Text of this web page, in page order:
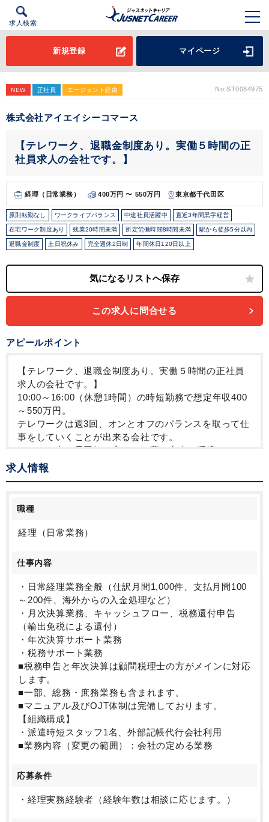
求人検索
新規登録 マイページ
NEW 正社員 エージェント経由 No.ST0084975
株式会社アイエイシーコマース
【テレワーク、退職金制度あり。実働５時間の正
社員求人の会社です。】
経理（日常業務） 400万円 〜 550万円 東京都千代田区
原則転勤なし ワークライフバランス 中途社員活躍中 直近3年間黒字経営
在宅ワーク制度あり 残業20時間未満 所定労働時間8時間未満 駅から徒歩5分以内
退職金制度 土日祝休み 完全週休2日制 年間休日120日以上
この求人に問合せる
アピールポイント
【テレワーク、退職金制度あり。実働５時間の正社員
求人の会社です。】
10:00～16:00（休憩1時間）の時短勤務で想定年収400
～550万円。
テレワークは週3回、オンとオフのバランスを取って仕
事をしていくことが出来る会社です。
オフィス内の雰囲気も良く、お薦め出来る環境です
求人情報
職種
経理（日常業務）
仕事内容
・日常経理業務全般（仕訳月間1,000件、支払月間100
～200件、海外からの入金処理など）
・月次決算業務、キャッシュフロー、税務還付申告
（輸出免税による還付）
・年次決算サポート業務
・税務サポート業務
■税務申告と年次決算は顧問税理士の方がメインに対応
します。
■一部、総務・庶務業務も含まれます。
■マニュアル及びOJT体制は完備しております。
【組織構成】
・派遣時短スタッフ1名、外部記帳代行会社利用
■業務内容（変更の範囲）：会社の定める業務
応募条件
・経理実務経験者（経験年数は相談に応じます。）